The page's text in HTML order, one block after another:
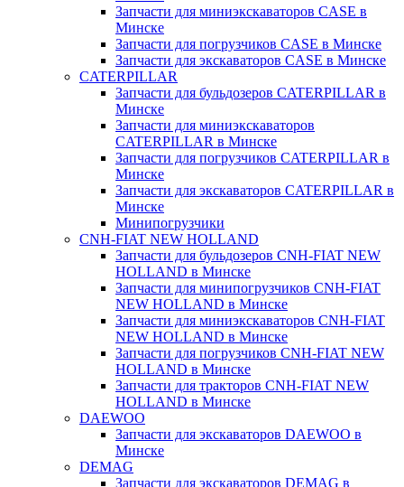
Запчасти для миниэкскаваторов CASE в
Минске
Запчасти для погрузчиков CASE в Минске
Запчасти для экскаваторов CASE в Минске
CATERPILLAR
Запчасти для бульдозеров CATERPILLAR в
Минске
Запчасти для миниэкскаваторов
CATERPILLAR в Минске
Запчасти для погрузчиков CATERPILLAR в
Минске
Запчасти для экскаваторов CATERPILLAR в
Минскe
Минипогрузчики
CNH-FIAT NEW HOLLAND
Запчасти для бульдозеров CNH-FIAT NEW
HOLLAND в Минске
Запчасти для минипогрузчиков CNH-FIAT
NEW HOLLAND в Минске
Запчасти для миниэкскаваторов CNH-FIAT
NEW HOLLAND в Минске
Запчасти для погрузчиков CNH-FIAT NEW
HOLLAND в Минске
Запчасти для тракторов CNH-FIAT NEW
HOLLAND в Минске
DAEWOO
Запчасти для экскаваторов DAEWOO в
Минске
DEMAG
Запчасти для экскаваторов DEMAG в